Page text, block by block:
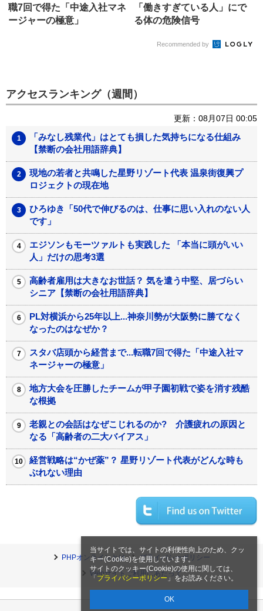
当サイトでは、サイトの利便性向上のため、クッ
キー(Cookie)を使用しています。
サイトのクッキー(Cookie)の使用に関しては、
「 プライバシーポリシー 」をお読みください。
OK
職7回で得た「中途入社マネ
ージャーの極意」
「働きすぎている人」にで
る体の危険信号
Recommended by
アクセスランキング（週間）
更新：08月07日 00:05
「みなし残業代」はとても損した気持ちになる仕組み
【禁断の会社用語辞典】
現地の若者と共鳴した星野リゾート代表 温泉街復興プ
ロジェクトの現在地
ひろゆき「50代で伸びるのは、仕事に思い入れのない人
です」
エジソンもモーツァルトも実践した 「本当に頭がいい
人」だけの思考3選
高齢者雇用は大きなお世話？ 気を遣う中堅、居づらい
シニア【禁断の会社用語辞典】
PL対横浜から25年以上...神奈川勢が大阪勢に勝てなく
なったのはなぜか？
スタバ店頭から経営まで...転職7回で得た「中途入社マ
ネージャーの極意」
地方大会を圧勝したチームが甲子園初戦で姿を消す残酷
な根拠
老親との会話はなぜこじれるのか? 介護疲れの原因と
なる「高齢者の二大バイアス」
経営戦略は“かぜ薬”？ 星野リゾート代表がどんな時も
ぶれない理由
PHPオンラインとは
プライバシーポリシー
Webサイトご利用にあたって